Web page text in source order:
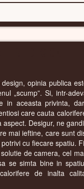
opinia publica
„scump”. Si, intr-
in aceasta privinta,
care cauta
Desigur, ne
mai ieftine, care sunt
cu fiecare spatiu.
de camera, cel
se simta bine in
de inalta